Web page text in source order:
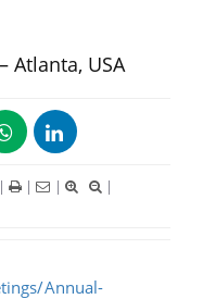
Atlanta, USA
| | |
|
Annual-